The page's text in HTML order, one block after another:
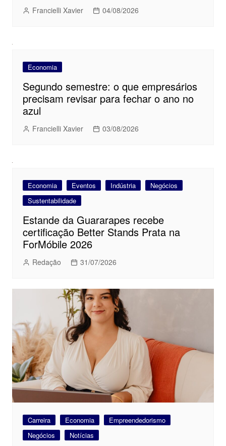
Francielli Xavier 04/08/2026
Economia
Segundo semestre: o que empresários
precisam revisar para fechar o ano no
azul
Francielli Xavier 03/08/2026
Economia Eventos Indústria
Negócios
Sustentabilidade
Estande da Guararapes recebe
certificação Better Stands Prata na
ForMóbile 2026
Redação 31/07/2026
Carreira Economia
Empreendedorismo
Negócios
Notícias